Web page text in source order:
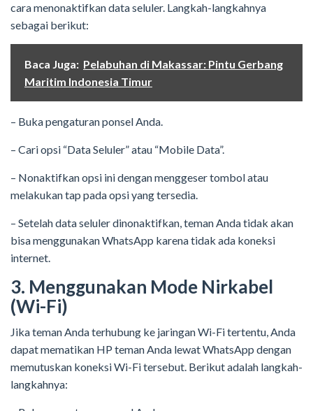
cara menonaktifkan data seluler. Langkah-langkahnya
sebagai berikut:
Baca Juga: Pelabuhan di Makassar: Pintu Gerbang
Maritim Indonesia Timur
– Buka pengaturan ponsel Anda.
– Cari opsi “Data Seluler” atau “Mobile Data”.
– Nonaktifkan opsi ini dengan menggeser tombol atau
melakukan tap pada opsi yang tersedia.
– Setelah data seluler dinonaktifkan, teman Anda tidak akan
bisa menggunakan WhatsApp karena tidak ada koneksi
internet.
3. Menggunakan Mode Nirkabel
(Wi-Fi)
Jika teman Anda terhubung ke jaringan Wi-Fi tertentu, Anda
dapat mematikan HP teman Anda lewat WhatsApp dengan
memutuskan koneksi Wi-Fi tersebut. Berikut adalah langkah-
langkahnya: